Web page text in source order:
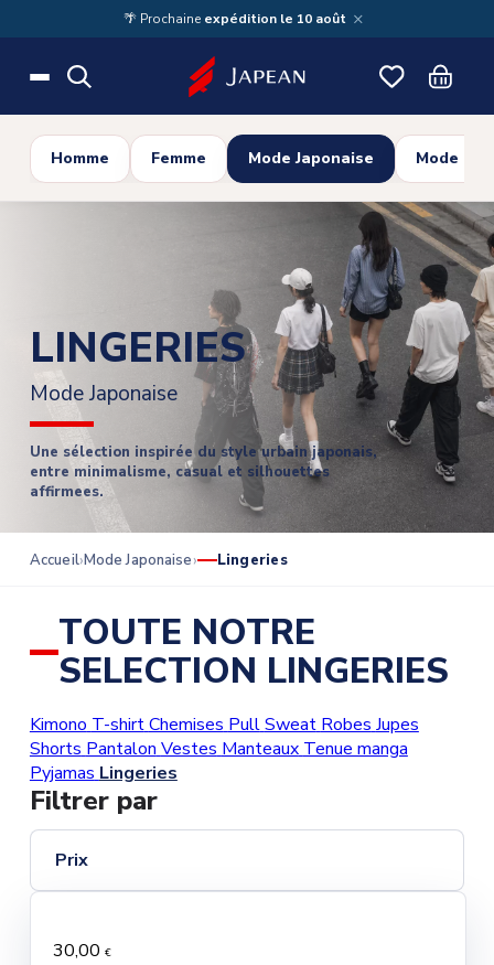
Skip to main content🌴 Prochaine expédition le 10 août ×
Homme Femme Mode Japonaise Mode
LINGERIES
Mode Japonaise
Une sélection inspirée du style urbain japonais,
entre minimalisme, casual et silhouettes
affirmees.
Accueil Mode Japonaise Lingeries
TOUTE NOTRE
SELECTION LINGERIES
Kimono T-shirtChemises PullSweat Robes Jupes
Shorts Pantalon Vestes Manteaux Tenue manga
Pyjamas Lingeries
Filtrer par
Prix
30,00 €